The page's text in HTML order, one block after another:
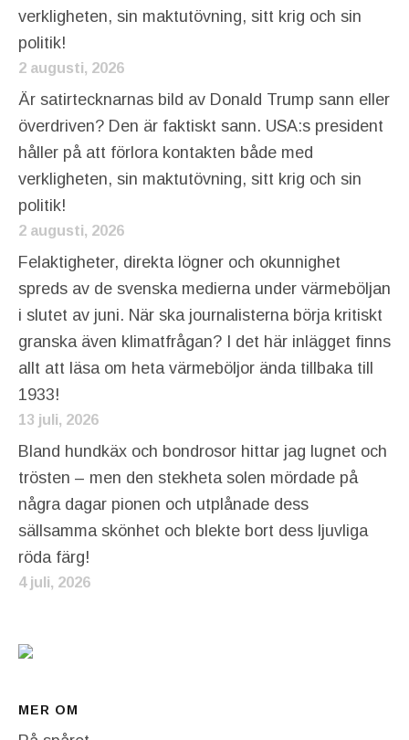
verkligheten, sin maktutövning, sitt krig och sin
politik!
2 augusti, 2026
Är satirtecknarnas bild av Donald Trump sann eller
överdriven? Den är faktiskt sann. USA:s president
håller på att förlora kontakten både med
verkligheten, sin maktutövning, sitt krig och sin
politik!
2 augusti, 2026
Felaktigheter, direkta lögner och okunnighet
spreds av de svenska medierna under värmeböljan
i slutet av juni. När ska journalisterna börja kritiskt
granska även klimatfrågan? I det här inlägget finns
allt att läsa om heta värmeböljor ända tillbaka till
1933!
13 juli, 2026
Bland hundkäx och bondrosor hittar jag lugnet och
trösten – men den stekheta solen mördade på
några dagar pionen och utplånade dess
sällsamma skönhet och blekte bort dess ljuvliga
röda färg!
4 juli, 2026
MER OM